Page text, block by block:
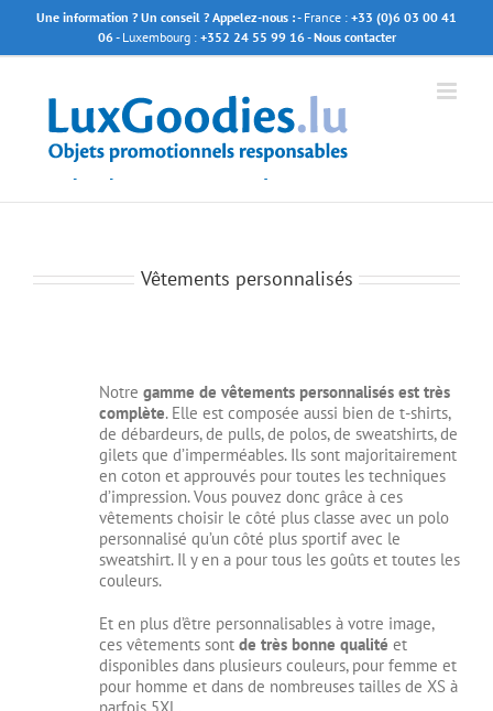
Passer
contenu
Une information ? Un conseil ? Appelez-nous :- France : +33 (0)6 03 00 41
06- Luxembourg : +352 24 55 99 16- Nous contacter
Vêtements personnalisés
Notre gamme de vêtements personnalisés est très
complète. Elle est composée aussi bien de t-shirts,
de débardeurs, de pulls, de polos, de sweatshirts, de
gilets que d’imperméables. Ils sont majoritairement
en coton et approuvés pour toutes les techniques
d’impression. Vous pouvez donc grâce à ces
vêtements choisir le côté plus classe avec un polo
personnalisé qu’un côté plus sportif avec le
sweatshirt. Il y en a pour tous les goûts et toutes les
couleurs.
Et en plus d’être personnalisables à votre image,
ces vêtements sont de très bonne qualité et
disponibles dans plusieurs couleurs, pour femme et
pour homme et dans de nombreuses tailles de XS à